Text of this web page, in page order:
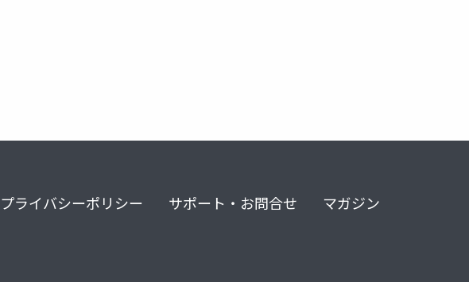
プライバシーポリシー サポート・お問合せ マガジン